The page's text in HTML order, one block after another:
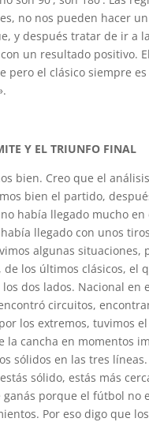
no nos pueden hacer
y después tratar de ir a
un resultado positivo.
pero el clásico siempre
Y EL TRIUNFO FINAL
bien. Creo que el
bien el partido,
había llegado mucho
llegado con unos
algunas situaciones,
de los últimos clásicos, el
los dos lados. Nacional en
circuitos,
los extremos, tuvimos
la cancha en momentos
sólidos en las tres líneas.
sólido, estás más
ganás porque el fútbol no
Por eso digo que